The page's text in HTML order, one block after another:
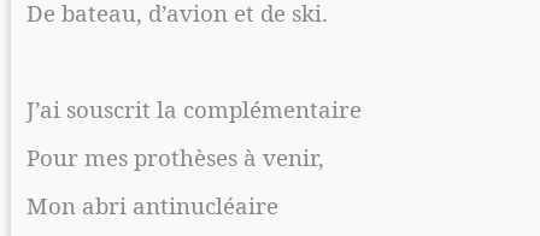
De bateau, d’avion et de ski.
J’ai souscrit la complémentaire
Pour mes prothèses à venir,
Mon abri antinucléaire